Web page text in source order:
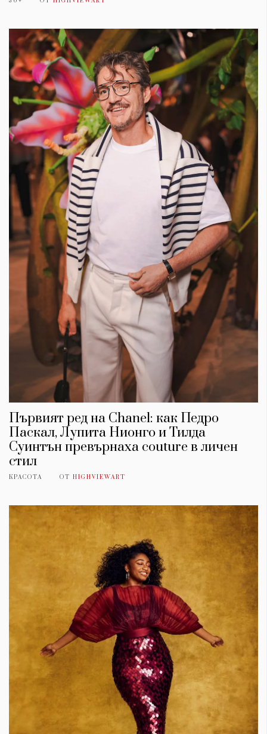
Първият ред на Chanel: как Педро
Паскал, Лупита Нионго и Тилда
Суинтън превърнаха couture в личен
стил
КРАСОТА ОТ HIGHVIEWART